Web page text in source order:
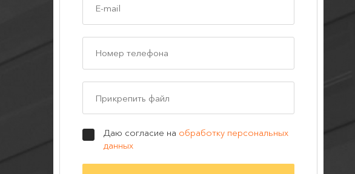
Прикрепить файл
Даю согласие на обработку персональных
данных